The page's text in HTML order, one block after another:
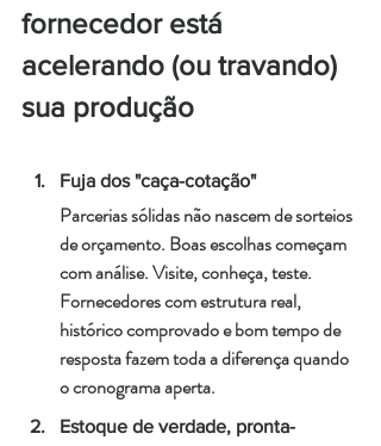
fornecedor está
acelerando (ou travando)
sua produção
Fuja dos "caça-cotação"
Parcerias sólidas não nascem de sorteios
de orçamento. Boas escolhas começam
com análise. Visite, conheça, teste.
Fornecedores com estrutura real,
histórico comprovado e bom tempo de
resposta fazem toda a diferença quando
o cronograma aperta.
Estoque de verdade, pronta-